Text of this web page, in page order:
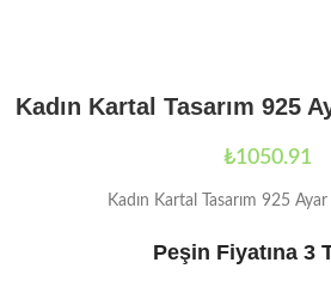
Kadın Kartal Tasarım 925
₺1050.91
Kadın Kartal Tasarım 925
Peşin Fiyatına 3